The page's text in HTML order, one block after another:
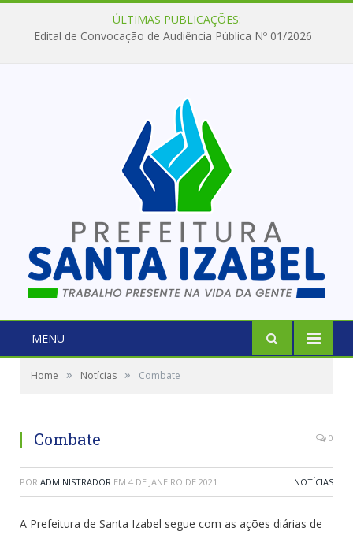
ÚLTIMAS PUBLICAÇÕES:
Edital de Convocação de Audiência Pública Nº 01/2026
MENU
Home » Notícias » Combate
Combate 0
POR ADMINISTRADOR EM 4 DE JANEIRO DE 2021 NOTÍCIAS
A Prefeitura de Santa Izabel segue com as ações diárias de